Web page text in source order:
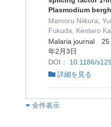
Plasmodium
Mamoru Niikura,
Fukuda, Kentaro
Malaria journal
年2月3日
DOI：
10.1186/
詳細を見る
︎全件表示